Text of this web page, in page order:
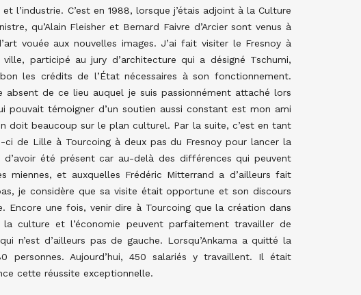
l’industrie. C’est en 1988, lorsque j’étais adjoint à la Culture
qu’Alain Fleisher et Bernard Faivre d’Arcier sont venus à
vouée aux nouvelles images. J’ai fait visiter le Fresnoy à
participé au jury d’architecture qui a désigné Tschumi,
les crédits de l’État nécessaires à son fonctionnement.
de ce lieu auquel je suis passionnément attaché lors
pouvait témoigner d’un soutien aussi constant est mon ami
doit beaucoup sur le plan culturel. Par la suite, c’est en tant
ci de Lille à Tourcoing à deux pas du Fresnoy pour lancer la
d’avoir été présent car au-delà des différences qui peuvent
et auxquelles Frédéric Mitterrand a d’ailleurs fait
je considère que sa visite était opportune et son discours
Encore une fois, venir dire à Tourcoing que la création dans
culture et l’économie peuvent parfaitement travailler de
n’est d’ailleurs pas de gauche. Lorsqu’Ankama a quitté la
personnes. Aujourd’hui, 450 salariés y travaillent. Il était
cette réussite exceptionnelle.